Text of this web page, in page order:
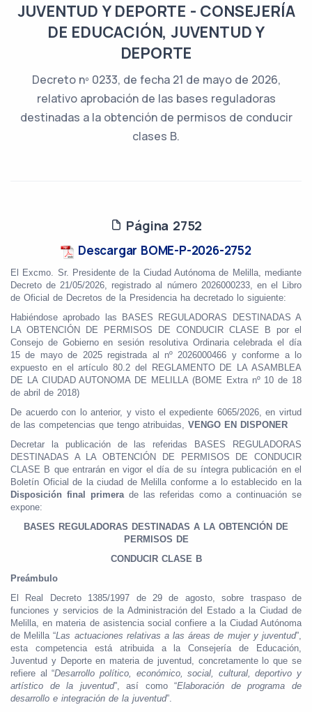
JUVENTUD Y DEPORTE - CONSEJERÍA
DE EDUCACIÓN, JUVENTUD Y
DEPORTE
Decreto nº 0233, de fecha 21 de mayo de 2026,
relativo aprobación de las bases reguladoras
destinadas a la obtención de permisos de conducir
clases B.
Página 2752
Descargar BOME-P-2026-2752
El Excmo. Sr. Presidente de la Ciudad Autónoma de Melilla, mediante
Decreto de 21/05/2026, registrado al número 2026000233, en el Libro
de Oficial de Decretos de la Presidencia ha decretado lo siguiente:
Habiéndose aprobado las BASES REGULADORAS DESTINADAS A
LA OBTENCIÓN DE PERMISOS DE CONDUCIR CLASE B por el
Consejo de Gobierno en sesión resolutiva Ordinaria celebrada el día
15 de mayo de 2025 registrada al nº 2026000466 y conforme a lo
expuesto en el artículo 80.2 del REGLAMENTO DE LA ASAMBLEA
DE LA CIUDAD AUTONOMA DE MELILLA (BOME Extra nº 10 de 18
de abril de 2018)
De acuerdo con lo anterior, y visto el expediente 6065/2026, en virtud
de las competencias que tengo atribuidas, VENGO EN DISPONER
Decretar la publicación de las referidas BASES REGULADORAS
DESTINADAS A LA OBTENCIÓN DE PERMISOS DE CONDUCIR
CLASE B que entrarán en vigor el día de su íntegra publicación en el
Boletín Oficial de la ciudad de Melilla conforme a lo establecido en la
Disposición final primerade las referidas como a continuación se
expone:
BASES REGULADORAS DESTINADAS A LA OBTENCIÓN DE
PERMISOS DE
CONDUCIR CLASE B
Preámbulo
El Real Decreto 1385/1997 de 29 de agosto, sobre traspaso de
funciones y servicios de la Administración del Estado a la Ciudad de
Melilla, en materia de asistencia social confiere a la Ciudad Autónoma
de Melilla “Las actuaciones relativas a las áreas de mujer y juventud”,
esta competencia está atribuida a la Consejería de Educación,
Juventud y Deporte en materia de juventud, concretamente lo que se
refiere al “Desarrollo político, económico, social, cultural, deportivo y
artístico de la juventud”, así como “Elaboración de programa de
desarrollo e integración de la juventud”.